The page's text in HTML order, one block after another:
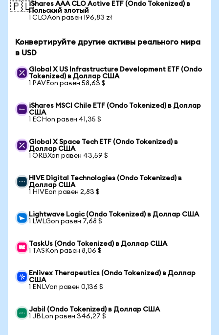
🇵🇱iShares AAA CLO Active ETF (Ondo Tokenized) в
Польский злотый
1 CLOAon равен 196,83 zł
Конвертируйте другие активы реального мира
в USD
Global X US Infrastructure Development ETF (Ondo
Tokenized) в Доллар США
1 PAVEon равен 58,63 $
iShares MSCI Chile ETF (Ondo Tokenized) в Доллар
США
1 ECHon равен 41,35 $
Global X Space Tech ETF (Ondo Tokenized) в
Доллар США
1 ORBXon равен 43,59 $
HIVE Digital Technologies (Ondo Tokenized) в
Доллар США
1 HIVEon равен 2,83 $
Lightwave Logic (Ondo Tokenized) в Доллар США
1 LWLGon равен 7,68 $
TaskUs (Ondo Tokenized) в Доллар США
1 TASKon равен 8,06 $
Enlivex Therapeutics (Ondo Tokenized) в Доллар
США
1 ENLVon равен 0,136 $
Jabil (Ondo Tokenized) в Доллар США
1 JBLon равен 346,27 $